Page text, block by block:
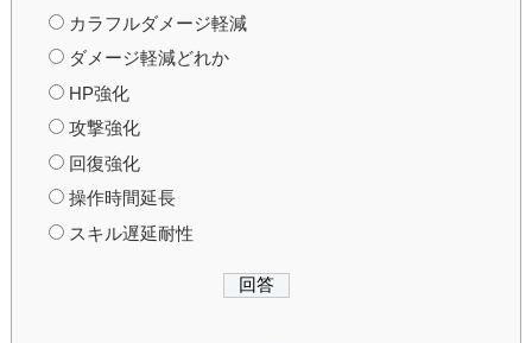
カラフルダメージ軽減
ダメージ軽減どれか
HP強化
攻撃強化
回復強化
操作時間延長
スキル遅延耐性